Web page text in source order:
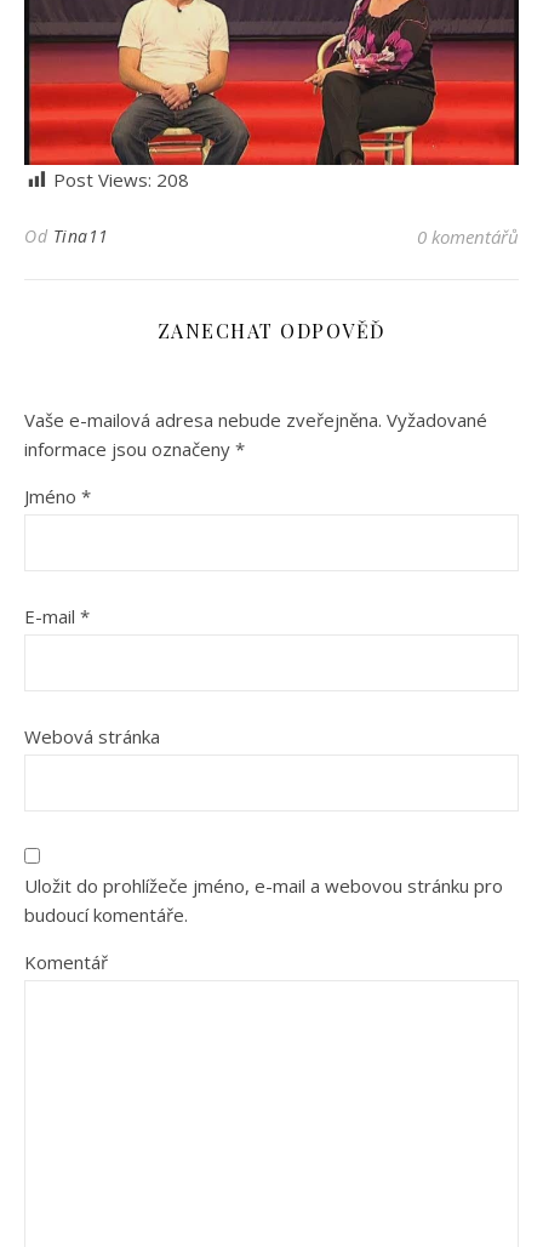
Post Views: 208
Od Tina11 0 komentářů
ZANECHAT ODPOVĚĎ
Vaše e-mailová adresa nebude zveřejněna. Vyžadované
informace jsou označeny *
Jméno *
E-mail *
Webová stránka
Uložit do prohlížeče jméno, e-mail a webovou stránku pro
budoucí komentáře.
Komentář